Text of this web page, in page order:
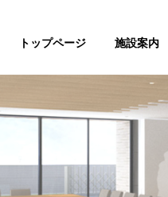
トップページ 施設案内